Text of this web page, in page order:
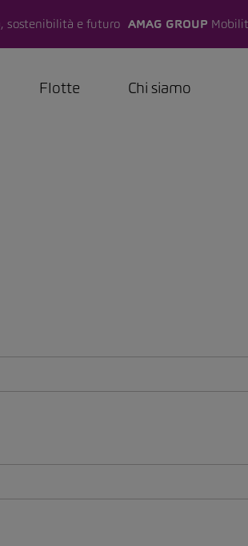
AMAG GROUP
Flotte Chi siamo